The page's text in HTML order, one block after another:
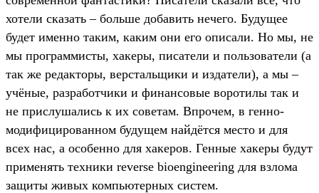
хотели сказать – больше добавить нечего. Будущее
будет именно таким, каким они его описали. Но мы, не
мы программисты, хакеры, писатели и пользователи (а
так же редакторы, верстальщики и издатели), а мы –
учёные, разработчики и финансовые воротилы так и
не прислушались к их советам. Впрочем, в генно-
модифицированном будущем найдётся место и для
всех нас, а особенно для хакеров. Генные хакеры будут
применять техники reverse bioengineering для взлома
защиты живых компьютерных систем.